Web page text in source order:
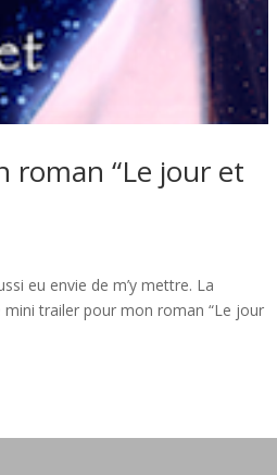
roman “Le jour et
eu envie de m’y mettre. La
mini trailer pour mon roman “Le jour